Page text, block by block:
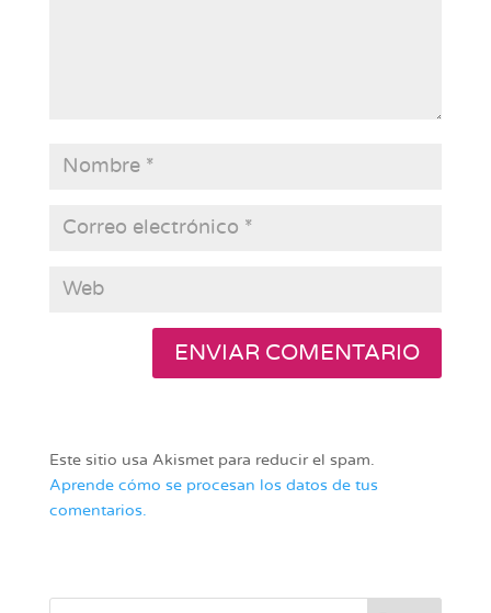
Este sitio usa Akismet para reducir el spam.
Aprende cómo se procesan los datos de tus
comentarios.